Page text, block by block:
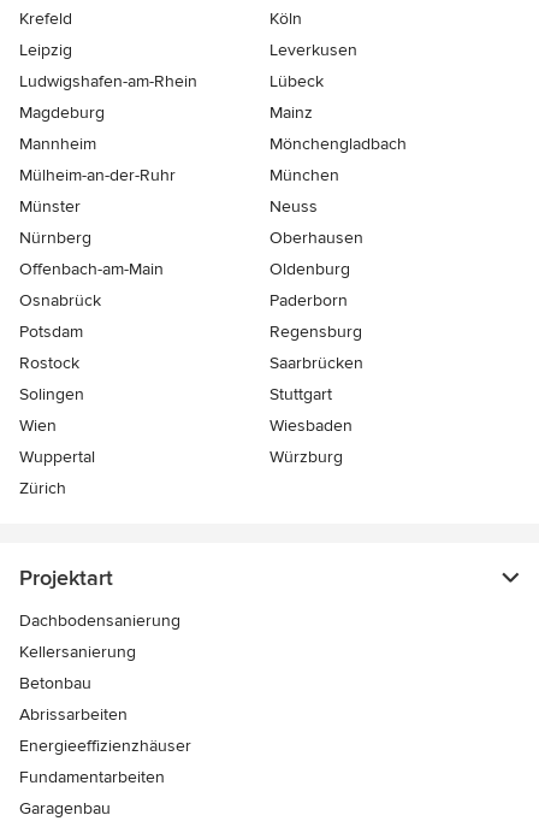
Krefeld
Köln
Leipzig
Leverkusen
Ludwigshafen-am-Rhein
Lübeck
Magdeburg
Mainz
Mannheim
Mönchen­gladbach
Mülheim-an-der-Ruhr
München
Münster
Neuss
Nürnberg
Oberhausen
Offenbach-am-Main
Oldenburg
Osnabrück
Paderborn
Potsdam
Regensburg
Rostock
Saarbrücken
Solingen
Stuttgart
Wien
Wiesbaden
Wuppertal
Würzburg
Zürich
Projektart
Dachbodensanierung
Kellersanierung
Betonbau
Abrissarbeiten
Energieeffizienzhäuser
Fundamentarbeiten
Garagenbau